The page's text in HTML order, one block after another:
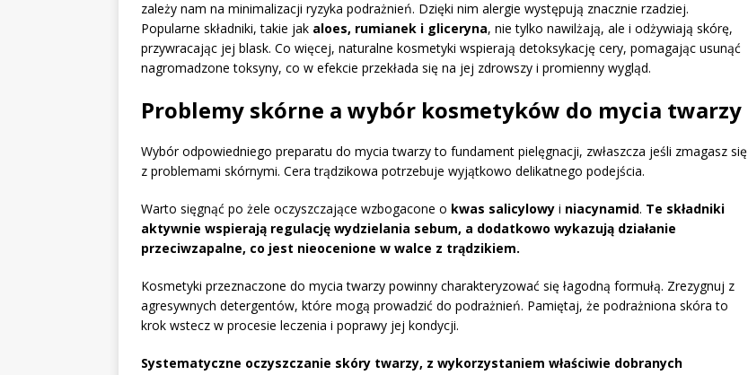
zależy nam na minimalizacji ryzyka podrażnień. Dzięki nim alergie występują znacznie rzadziej.
Popularne składniki, takie jak aloes, rumianek i gliceryna, nie tylko nawilżają, ale i odżywiają skórę,
przywracając jej blask. Co więcej, naturalne kosmetyki wspierają detoksykację cery, pomagając usunąć
nagromadzone toksyny, co w efekcie przekłada się na jej zdrowszy i promienny wygląd.
Problemy skórne a wybór kosmetyków do mycia twarzy
Wybór odpowiedniego preparatu do mycia twarzy to fundament pielęgnacji, zwłaszcza jeśli zmagasz się
z problemami skórnymi. Cera trądzikowa potrzebuje wyjątkowo delikatnego podejścia.
Warto sięgnąć po żele oczyszczające wzbogacone o kwas salicylowy i niacynamid. Te składniki
aktywnie wspierają regulację wydzielania sebum, a dodatkowo wykazują działanie
przeciwzapalne, co jest nieocenione w walce z trądzikiem.
Kosmetyki przeznaczone do mycia twarzy powinny charakteryzować się łagodną formułą. Zrezygnuj z
agresywnych detergentów, które mogą prowadzić do podrażnień. Pamiętaj, że podrażniona skóra to
krok wstecz w procesie leczenia i poprawy jej kondycji.
Systematyczne oczyszczanie skóry twarzy, z wykorzystaniem właściwie dobranych